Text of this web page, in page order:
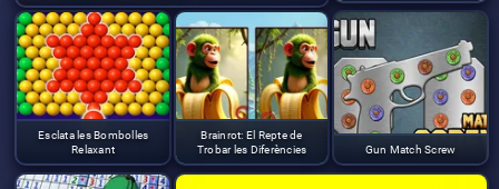
Esclata les Bombolles
Relaxant
Brainrot: El Repte de
Trobar les Diferències
Gun Match Screw